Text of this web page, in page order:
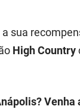
sua
High Country